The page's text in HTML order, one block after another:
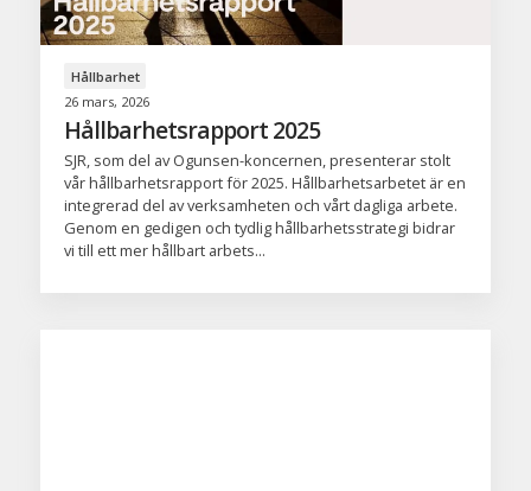
Hållbarhet
26 mars, 2026
Hållbarhetsrapport 2025
SJR, som del av Ogunsen-koncernen, presenterar stolt
vår hållbarhetsrapport för 2025. Hållbarhetsarbetet är en
integrerad del av verksamheten och vårt dagliga arbete.
Genom en gedigen och tydlig hållbarhetsstrategi bidrar
vi till ett mer hållbart arbets...